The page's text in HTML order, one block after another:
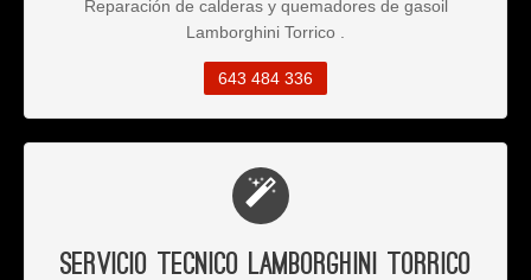
Reparación de calderas y quemadores de gasoil
Lamborghini Torrico .
643 484 336
Servicio Tecnico Lamborghini Torrico